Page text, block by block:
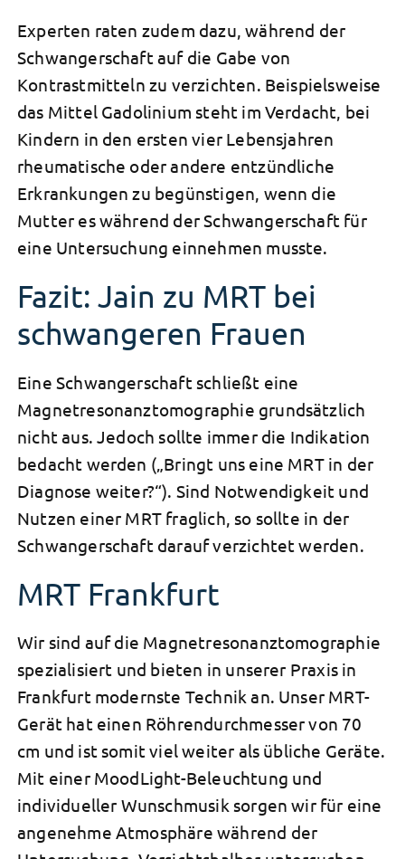
Experten raten zudem dazu, während der
Schwangerschaft auf die Gabe von
Kontrastmitteln zu verzichten. Beispielsweise
das Mittel Gadolinium steht im Verdacht, bei
Kindern in den ersten vier Lebensjahren
rheumatische oder andere entzündliche
Erkrankungen zu begünstigen, wenn die
Mutter es während der Schwangerschaft für
eine Untersuchung einnehmen musste.
Fazit: Jain zu MRT bei
schwangeren Frauen
Eine Schwangerschaft schließt eine
Magnetresonanztomographie grundsätzlich
nicht aus. Jedoch sollte immer die Indikation
bedacht werden („Bringt uns eine MRT in der
Diagnose weiter?“). Sind Notwendigkeit und
Nutzen einer MRT fraglich, so sollte in der
Schwangerschaft darauf verzichtet werden.
MRT Frankfurt
Wir sind auf die Magnetresonanztomographie
spezialisiert und bieten in unserer Praxis in
Frankfurt modernste Technik an. Unser MRT-
Gerät hat einen Röhrendurchmesservon 70
cm und ist somit viel weiter als übliche Geräte.
Mit einer MoodLight-Beleuchtung und
individueller Wunschmusik sorgen wir für eine
angenehme Atmosphäre während der